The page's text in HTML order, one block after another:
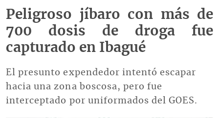
Peligroso jíbaro con más de
700 dosis de droga fue
capturado en Ibagué
El presunto expendedor intentó escapar
hacia una zona boscosa, pero fue
interceptado por uniformados del GOES.